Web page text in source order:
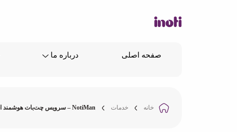
صفحه اصلی درباره ما
خانه خدمات NotiMan – سرویس چت‌بات هوشمند اختصاصی